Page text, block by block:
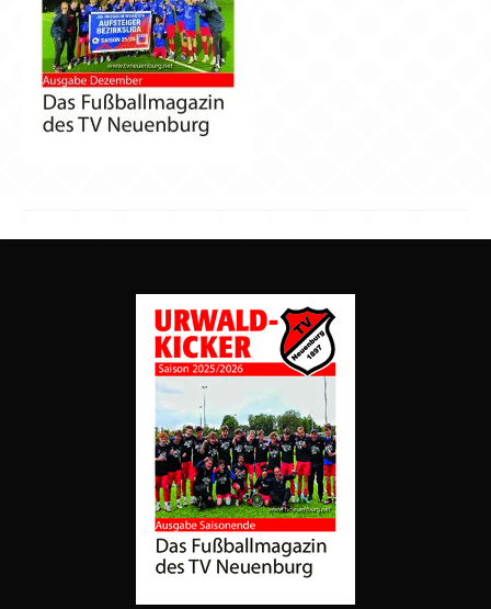
Chronik
Archiv